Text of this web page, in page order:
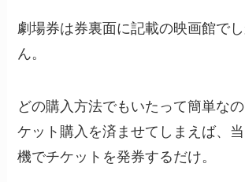
劇場券は券裏面に記載の映画館で
ん。
どの購入方法でもいたって簡単な
ケット購入を済ませてしまえば、
機でチケットを発券するだけ。